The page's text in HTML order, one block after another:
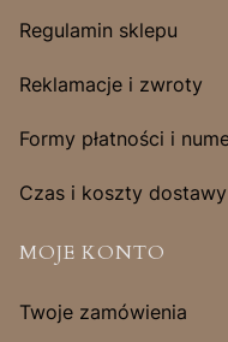
Regulamin sklepu
Reklamacje i zwroty
Formy płatności i
Czas i koszty dostawy
MOJE KONTO
Twoje zamówienia